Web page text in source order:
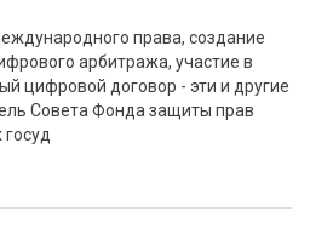
права, создание
арбитража, участие в
цифровой договор - эти и другие
Совета Фонда защиты прав